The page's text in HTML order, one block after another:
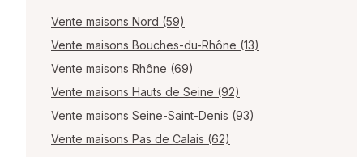
Vente maisons Nord (59)
Vente maisons Bouches-du-Rhône (13)
Vente maisons Rhône (69)
Vente maisons Hauts de Seine (92)
Vente maisons Seine-Saint-Denis (93)
Vente maisons Pas de Calais (62)